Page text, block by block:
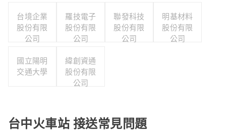
公司
台境企業
股份有限
公司
羅技電子
股份有限
公司
聯發科技
股份有限
公司
明基材料
股份有限
公司
國立陽明
交通大學
緯創資通
股份有限
公司
台中火車站 接送常見問題